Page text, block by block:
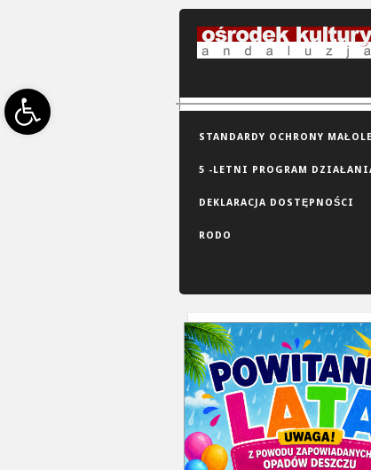
Open toolbar
STANDARDY OCHRONY
5 -LETNI PROGRAM
DEKLARACJA DOSTĘPNOŚCI
RODO